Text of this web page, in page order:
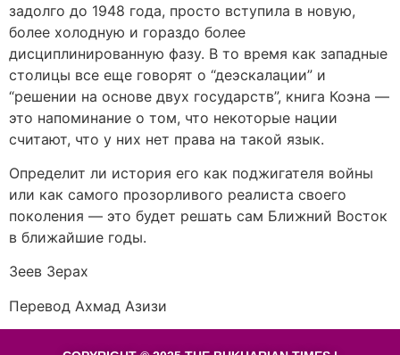
задолго до 1948 года, просто вступила в новую,
более холодную и гораздо более
дисциплинированную фазу. В то время как западные
столицы все еще говорят о “деэскалации” и
“решении на основе двух государств”, книга Коэна —
это напоминание о том, что некоторые нации
считают, что у них нет права на такой язык.
Определит ли история его как поджигателя войны
или как самого прозорливого реалиста своего
поколения — это будет решать сам Ближний Восток
в ближайшие годы.
Зеев Зерах
Перевод Ахмад Азизи